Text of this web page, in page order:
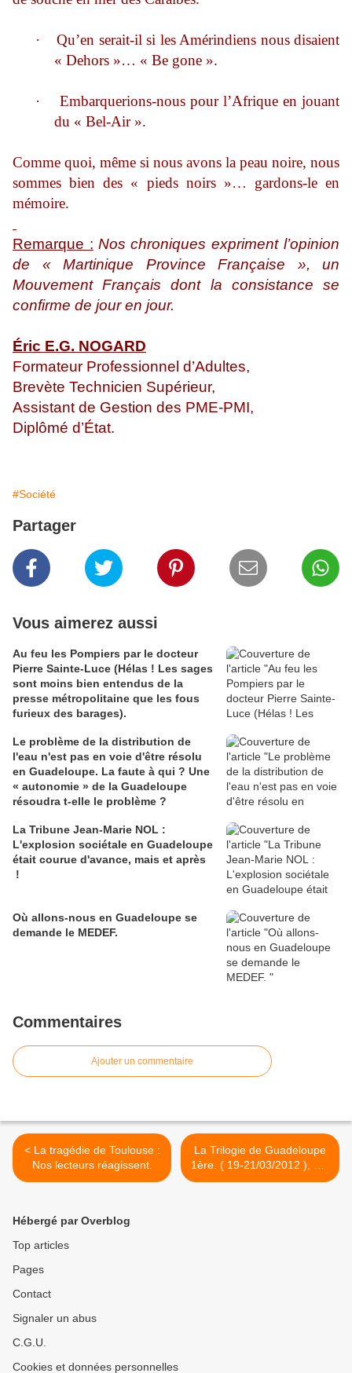
·
Qu’en serait-il si les Amérindiens nous disaient
« Dehors »… « Be gone ».
·
Embarquerions-nous pour l’Afrique en jouant
du « Bel-Air ».
Comme quoi, même si nous avons la peau noire, nous
sommes bien des « pieds noirs »… gardons-le en
mémoire.
Remarque : Nos chroniques expriment l’opinion
de « Martinique Province Française », un
Mouvement Français dont la consistance se
confirme de jour en jour.
Éric E.G. NOGARD
Formateur Professionnel d’Adultes,
Brevète Technicien Supérieur,
Assistant de Gestion des PME-PMI,
Diplômé d’État.
#Société
Partager
Vous aimerez aussi
Au feu les Pompiers par le docteur
Pierre Sainte-Luce (Hélas ! Les sages
sont moins bien entendus de la
presse métropolitaine que les fous
furieux des barages).
Le problème de la distribution de
l'eau n'est pas en voie d'être résolu
en Guadeloupe. La faute à qui ? Une
« autonomie » de la Guadeloupe
résoudra t-elle le problème ?
La Tribune Jean-Marie NOL :
L'explosion sociétale en Guadeloupe
était courue d'avance, mais et après
!
Où allons-nous en Guadeloupe se
demande le MEDEF.
Commentaires
Ajouter un commentaire
< La tragédie de Toulouse :
Nos lecteurs réagissent.
La Trilogie de Guadeloupe
1ère. ( 19-21/03/2012 ), par
E.Boulogne. >
Hébergé par Overblog
Top articles
Pages
Contact
Signaler un abus
C.G.U.
Cookies et données personnelles